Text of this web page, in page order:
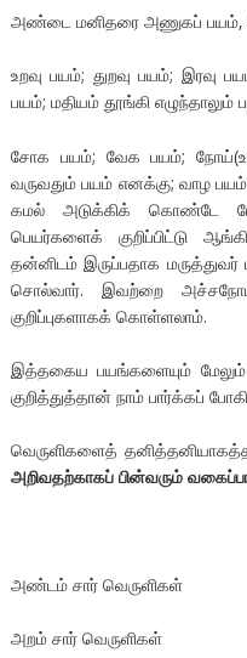
அண்டை மனிதரை அணுகப் பயம்,
உறவு பயம்; துறவு பயம்; இரவு
பயம்; மதியம் தூங்கி எழுந்தாலும்
சோக பயம்; வேக பயம்;
வருவதும் பயம் எனக்கு; வாழ
கமல் அடுக்கிக் கொண்டே
பெயர்களைக் குறிப்பிட்டு
தன்னிடம் இருப்பதாக
சொல்வார். இவற்றை
குறிப்புகளாகக் கொள்ளலாம்.
இத்தகைய பயங்களையும் மேலும்
குறித்துத்தான் நாம் பார்க்கப்
வெருளிகளைத்
அறிவதற்காகப் பின்வரும்
அண்டம் சார் வெருளிகள்
அறம் சார் வெருளிகள்